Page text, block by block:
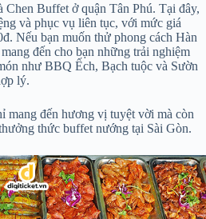
Chen Buffet ở quận Tân Phú. Tại đây,
và phục vụ liên tục, với mức giá
Nếu bạn muốn thử phong cách Hàn
đến cho bạn những trải nghiệm
như BBQ Ếch, Bạch tuộc và Sườn
lý.
mang đến hương vị tuyệt vời mà còn
thức buffet nướng tại Sài Gòn.